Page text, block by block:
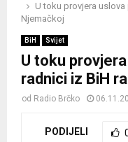
U toku provjera
Njemačkoj
BiH Svijet
U toku
radnici iz BiH
od Radio Brčko
PODIJELI